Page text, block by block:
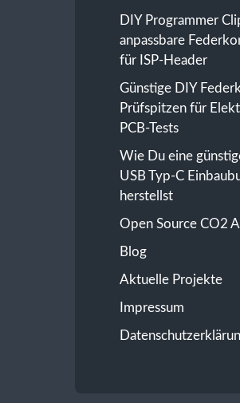
DIY Programmer
anpassbare
für ISP-Header
Günstige DIY
Prüfspitzen für
PCB-Tests
Wie Du eine
USB Typ-C
herstellst
Open Source CO2
Blog
Aktuelle Projekte
Impressum